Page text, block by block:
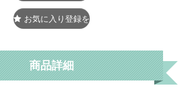
お気に入り登録をする
商品詳細